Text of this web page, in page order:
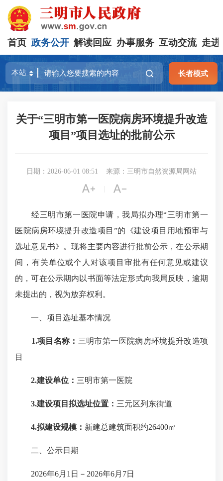
首页 政务公开 解读回应 办事服务 互动交流 走进
长者模式
关于“三明市第一医院病房环境提升改造
项目”项目选址的批前公示
日期：2026-06-01 08:51 来源：三明市自然资源局网站
 
经三明市第一医院申请，我局拟办理“三明市第一
医院病房环境提升改造项目”的《建设项目用地预审与
选址意见书》。现将主要内容进行批前公示，在公示期
间，有关单位或个人对该项目审批有任何意见或建议
的，可在公示期内以书面等法定形式向我局反映，逾期
未提出的，视为放弃权利。
一、项目选址基本情况
1.项目名称： 三明市第一医院病房环境提升改造项
目
2.建设单位： 三明市第一医院
3.建设项目拟选址位置： 三元区列东街道
4.拟建设规模： 新建总建筑面积约26400㎡
二、公示日期
2026年6月1日－2026年6月7日